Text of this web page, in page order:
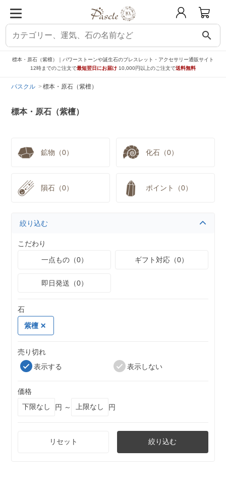
search
標本・原石（紫檀）｜パワーストーンや誕生石のブレスレット・アクセサリー通販サイト
12時までのご注文で最短翌日にお届け 10,000円以上のご注文で送料無料
パスクル 標本・原石（紫檀）
標本・原石（紫檀）
鉱物（0） 化石（0）
隕石（0） ポイント（0）
絞り込む
こだわり
一点もの（0）
ギフト対応（0）
即日発送（0）
石
紫檀
売り切れ
表示する
表示しない
価格
円 ～
円
リセット 絞り込む